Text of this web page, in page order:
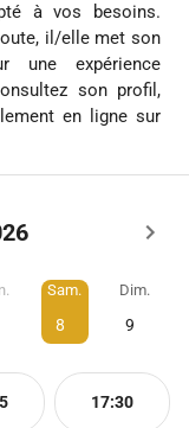
à vos besoins.
il/elle met son
une expérience
son profil,
en ligne sur
Sam.
8
Dim.
9
17:30